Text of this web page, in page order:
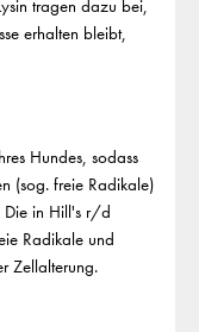
tragen dazu bei,
erhalten bleibt,
Hundes, sodass
(sog. freie Radikale)
Die in Hill's r/d
Radikale und
Zellalterung.